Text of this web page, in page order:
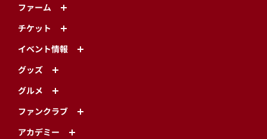
ファーム
チケット
イベント情報
グッズ
グルメ
ファンクラブ
アカデミー